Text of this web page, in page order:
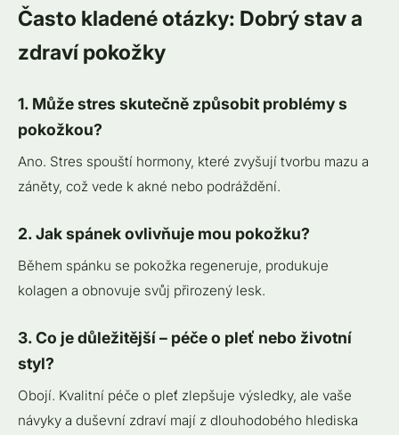
Často kladené otázky: Dobrý stav a
zdraví pokožky
1. Může stres skutečně způsobit problémy s
pokožkou?
Ano. Stres spouští hormony, které zvyšují tvorbu mazu a
záněty, což vede k akné nebo podráždění.
2. Jak spánek ovlivňuje mou pokožku?
Během spánku se pokožka regeneruje, produkuje
kolagen a obnovuje svůj přirozený lesk.
3. Co je důležitější – péče o pleť nebo životní
styl?
Obojí. Kvalitní péče o pleť zlepšuje výsledky, ale vaše
návyky a duševní zdraví mají z dlouhodobého hlediska